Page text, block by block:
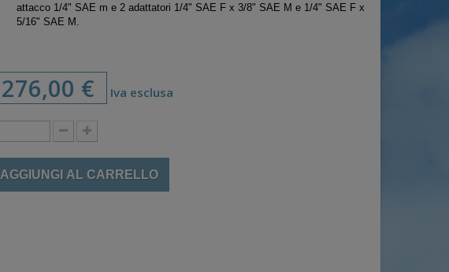
attacco 1/4" SAE m e 2 adattatori 1/4" SAE F x 3/8" SAE M e 1/4" SAE F x
5/16" SAE M.
276,00 € Iva esclusa
AGGIUNGI AL CARRELLO